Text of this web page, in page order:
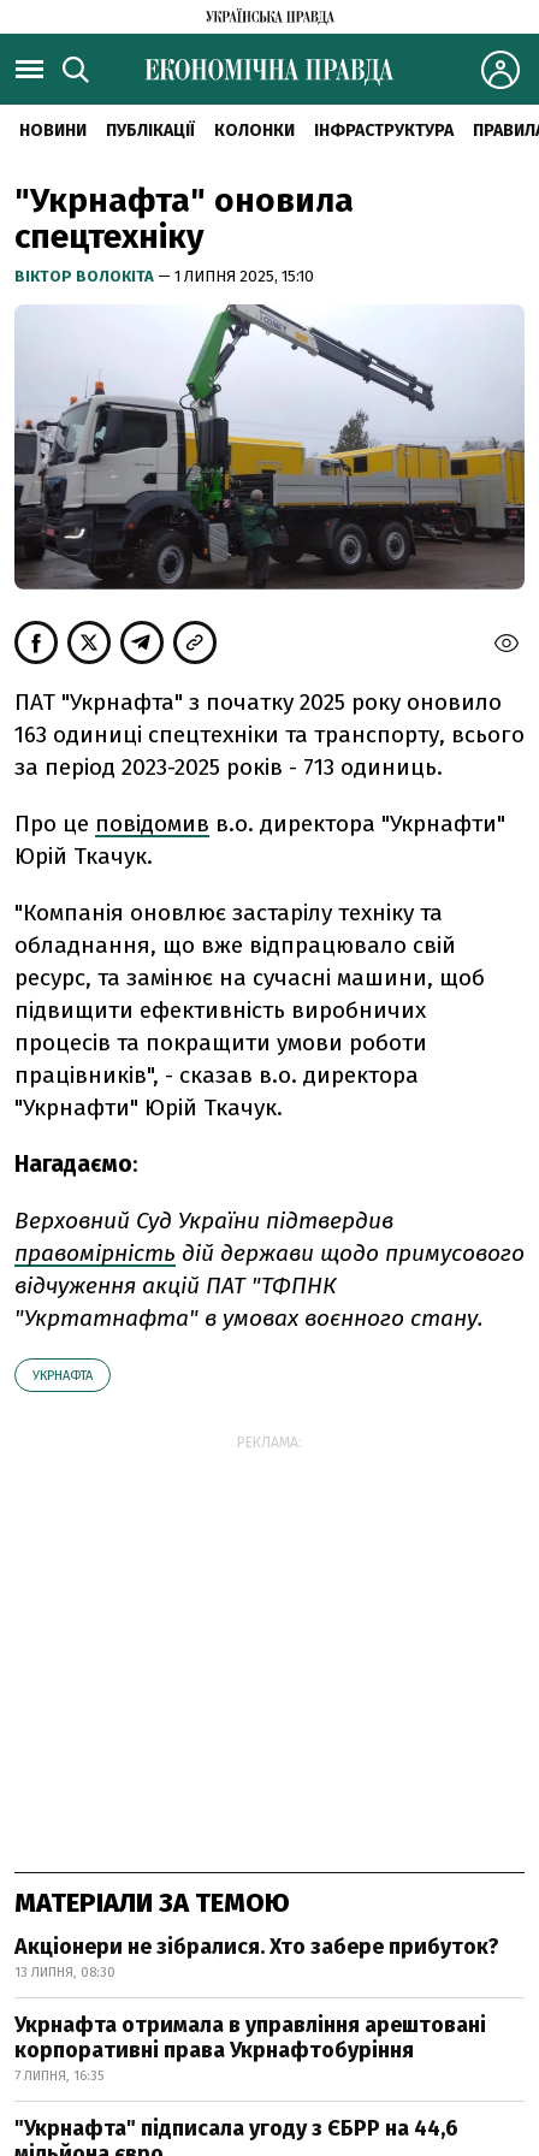
НОВИНИ ПУБЛІКАЦІЇ КОЛОНКИ ІНФРАСТРУКТУРА
"Укрнафта" оновила
спецтехніку
ВІКТОР ВОЛОКІТА — 1 ЛИПНЯ 2025, 15:10
ПАТ "Укрнафта" з початку 2025 року оновило
163 одиниці спецтехніки та транспорту, всього
за період 2023-2025 років - 713 одиниць.
Про це повідомив в.о. директора "Укрнафти"
Юрій Ткачук.
"Компанія оновлює застарілу техніку та
обладнання, що вже відпрацювало свій
ресурс, та замінює на сучасні машини, щоб
підвищити ефективність виробничих
процесів та покращити умови роботи
працівників", - сказав в.о. директора
"Укрнафти" Юрій Ткачук.
Нагадаємо:
Верховний Суд України підтвердив
правомірність дій держави щодо примусового
відчуження акцій ПАТ "ТФПНК
"Укртатнафта" в умовах воєнного стану.
УКРНАФТА
РЕКЛАМА:
МАТЕРІАЛИ ЗА ТЕМОЮ
Акціонери не зібралися. Хто забере прибуток?
13 ЛИПНЯ, 08:30
Укрнафта отримала в управління арештовані
корпоративні права Укрнафтобуріння
7 ЛИПНЯ, 16:35
"Укрнафта" підписала угоду з ЄБРР на 44,6